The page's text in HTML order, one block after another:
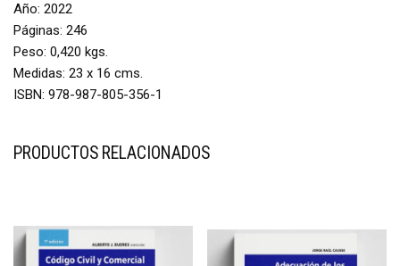
Año: 2022
Páginas: 246
Peso: 0,420 kgs.
Medidas: 23 x 16 cms.
ISBN: 978-987-805-356-1
PRODUCTOS RELACIONADOS